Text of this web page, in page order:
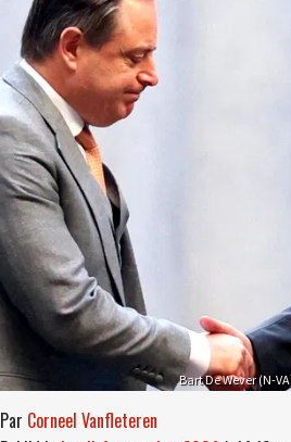
Bart De Wever (N-
par Corneel Vanfleteren